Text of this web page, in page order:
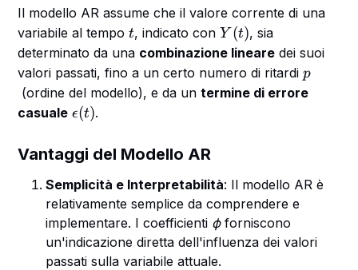
Il modello AR assume che il valore corrente di una
variabile al tempot
t, indicato conY
(t
)
Y (t), sia
determinato da una combinazione lineare dei suoi
valori passati, fino a un certo numero di ritardip
p
(ordine del modello), e da untermine di errore
casuale \
p
s
il
o
n
(
t
ϵ(t).
Vantaggi del Modello AR
Semplicità e Interpretabilità: Il modello AR è
relativamente semplice da comprendere e
implementare. I coefficienti ϕforniscono
un'indicazione diretta dell'influenza dei valori
passati sulla variabile attuale.